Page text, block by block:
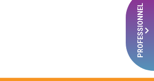
PROFESSIONNEL